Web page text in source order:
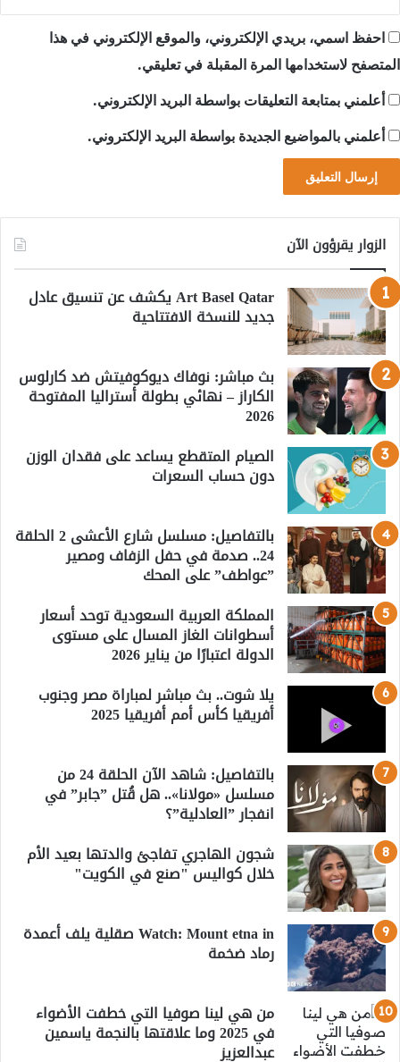
احفظ اسمي، بريدي الإلكتروني، والموقع الإلكتروني في هذا
المتصفح لاستخدامها المرة المقبلة في تعليقي.
أعلمني بمتابعة التعليقات بواسطة البريد الإلكتروني.
أعلمني بالمواضيع الجديدة بواسطة البريد الإلكتروني.
الزوار يقرؤون الآن
Art Basel Qatar يكشف عن تنسيق عادل
جديد للنسخة الافتتاحية
بث مباشر: نوفاك ديوكوفيتش ضد كارلوس
الكاراز – نهائي بطولة أستراليا المفتوحة
2026
الصيام المتقطع يساعد على فقدان الوزن
دون حساب السعرات
بالتفاصيل: مسلسل شارع الأعشى 2 الحلقة
24.. صدمة في حفل الزفاف ومصير
”عواطف” على المحك
المملكة العربية السعودية توحد أسعار
أسطوانات الغاز المسال على مستوى
الدولة اعتبارًا من يناير 2026
يلا شوت.. بث مباشر لمباراة مصر وجنوب
أفريقيا كأس أمم أفريقيا 2025
بالتفاصيل: شاهد الآن الحلقة 24 من
مسلسل «مولانا».. هل قُتل ”جابر” في
انفجار ”العادلية”؟
شجون الهاجري تفاجئ والدتها بعيد الأم
خلال كواليس "صنع في الكويت"
Watch: Mount etna in صقلية يلف أعمدة
رماد ضخمة
من هي لينا صوفيا التي خطفت الأضواء
في 2025 وما علاقتها بالنجمة ياسمين
عبدالعزيز